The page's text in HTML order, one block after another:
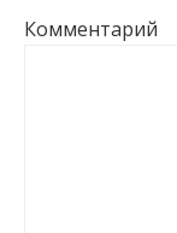
Комментарий